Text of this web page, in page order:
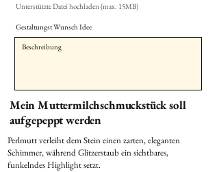
Unterstützte Datei hochladen (max. 15MB)
Gestaltungst Wunsch Idee
Mein Muttermilchschmuckstück soll
aufgepeppt werden
Perlmutt verleiht dem Stein einen zarten, eleganten
Schimmer, während Glitzerstaub ein sichtbares,
funkelndes Highlight setzt.